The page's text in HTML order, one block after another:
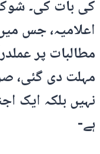
کی بات کی۔
اعلامیہ، جس
مہلت دی گئی،
نہیں بلکہ ایک
ہے-